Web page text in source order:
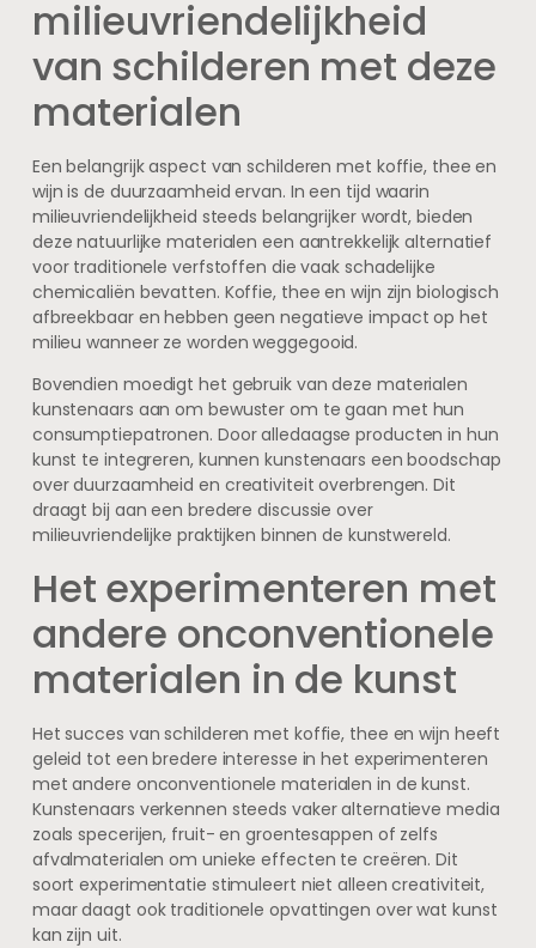
milieuvriendelijkheid
van schilderen met deze
materialen
Een belangrijk aspect van schilderen met koffie, thee en
wijn is de duurzaamheid ervan. In een tijd waarin
milieuvriendelijkheid steeds belangrijker wordt, bieden
deze natuurlijke materialen een aantrekkelijk alternatief
voor traditionele verfstoffen die vaak schadelijke
chemicaliën bevatten. Koffie, thee en wijn zijn biologisch
afbreekbaar en hebben geen negatieve impact op het
milieu wanneer ze worden weggegooid.
Bovendien moedigt het gebruik van deze materialen
kunstenaars aan om bewuster om te gaan met hun
consumptiepatronen. Door alledaagse producten in hun
kunst te integreren, kunnen kunstenaars een boodschap
over duurzaamheid en creativiteit overbrengen. Dit
draagt bij aan een bredere discussie over
milieuvriendelijke praktijken binnen de kunstwereld.
Het experimenteren met
andere onconventionele
materialen in de kunst
Het succes van schilderen met koffie, thee en wijn heeft
geleid tot een bredere interesse in het experimenteren
met andere onconventionele materialen in de kunst.
Kunstenaars verkennen steeds vaker alternatieve media
zoals specerijen, fruit- en groentesappen of zelfs
afvalmaterialen om unieke effecten te creëren. Dit
soort experimentatie stimuleert niet alleen creativiteit,
maar daagt ook traditionele opvattingen over wat kunst
kan zijn uit.